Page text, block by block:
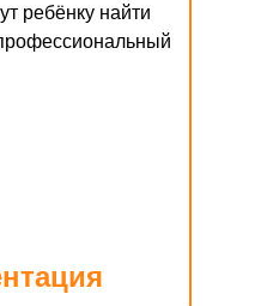
ребёнку найти